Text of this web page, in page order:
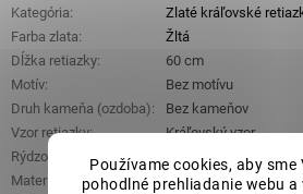
Používame cookies, aby sme
pohodlné prehliadanie webu
Kategória:
Zlaté kráľovské
Farba zlata:
Žltá
Dĺžka retiazky:
60 cm
Motív:
Bez motívu
Druh kameňa (ozdoba):
Bez kameňov
Vzor retiazky:
Kráľovský vzor
Rýdzosť
Zlato 14 kt 585/1000
Materiál
Zlato